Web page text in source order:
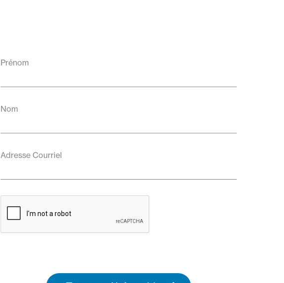
Prénom
Nom
Adresse Courriel